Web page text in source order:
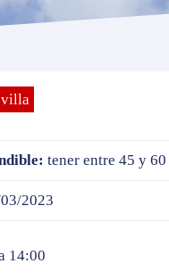
tener entre 45 y
2023
14:00